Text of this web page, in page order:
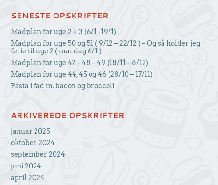
SENESTE OPSKRIFTER
Madplan for uge 2 + 3 (6/1 -19/1)
Madplan for uge 50 og 51 ( 9/12 – 22/12 ) – Og så holder jeg
ferie til uge 2 ( mandag 6/1 )
Madplan for uge 47 – 48 – 49 (18/11 – 8/12)
Madplan for uge 44, 45 og 46 (28/10 – 17/11)
Pasta i fad m. bacon og broccoli
ARKIVEREDE OPSKRIFTER
januar 2025
oktober 2024
september 2024
juni 2024
april 2024